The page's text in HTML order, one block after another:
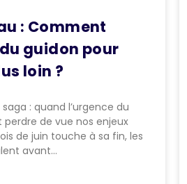
: Comment
guidon pour
loin ?
: quand l’urgence du
de vue nos enjeux
de juin touche à sa fin, les
avant…